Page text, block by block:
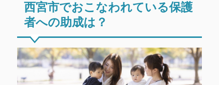
西宮市でおこなわれている保護
者への助成は？